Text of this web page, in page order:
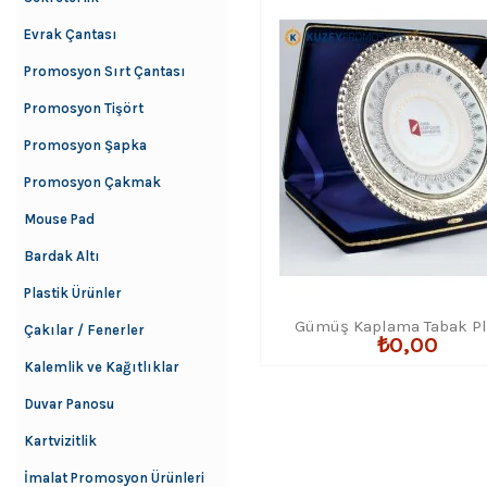
Gümüş Kaplama Tabak
₺0,00
Evrak Çantası
Promosyon Sırt Çantası
Promosyon Tişört
Promosyon Şapka
Promosyon Çakmak
Mouse Pad
Bardak Altı
Plastik Ürünler
Çakılar / Fenerler
Kalemlik ve Kağıtlıklar
Duvar Panosu
Kartvizitlik
İmalat Promosyon Ürünleri